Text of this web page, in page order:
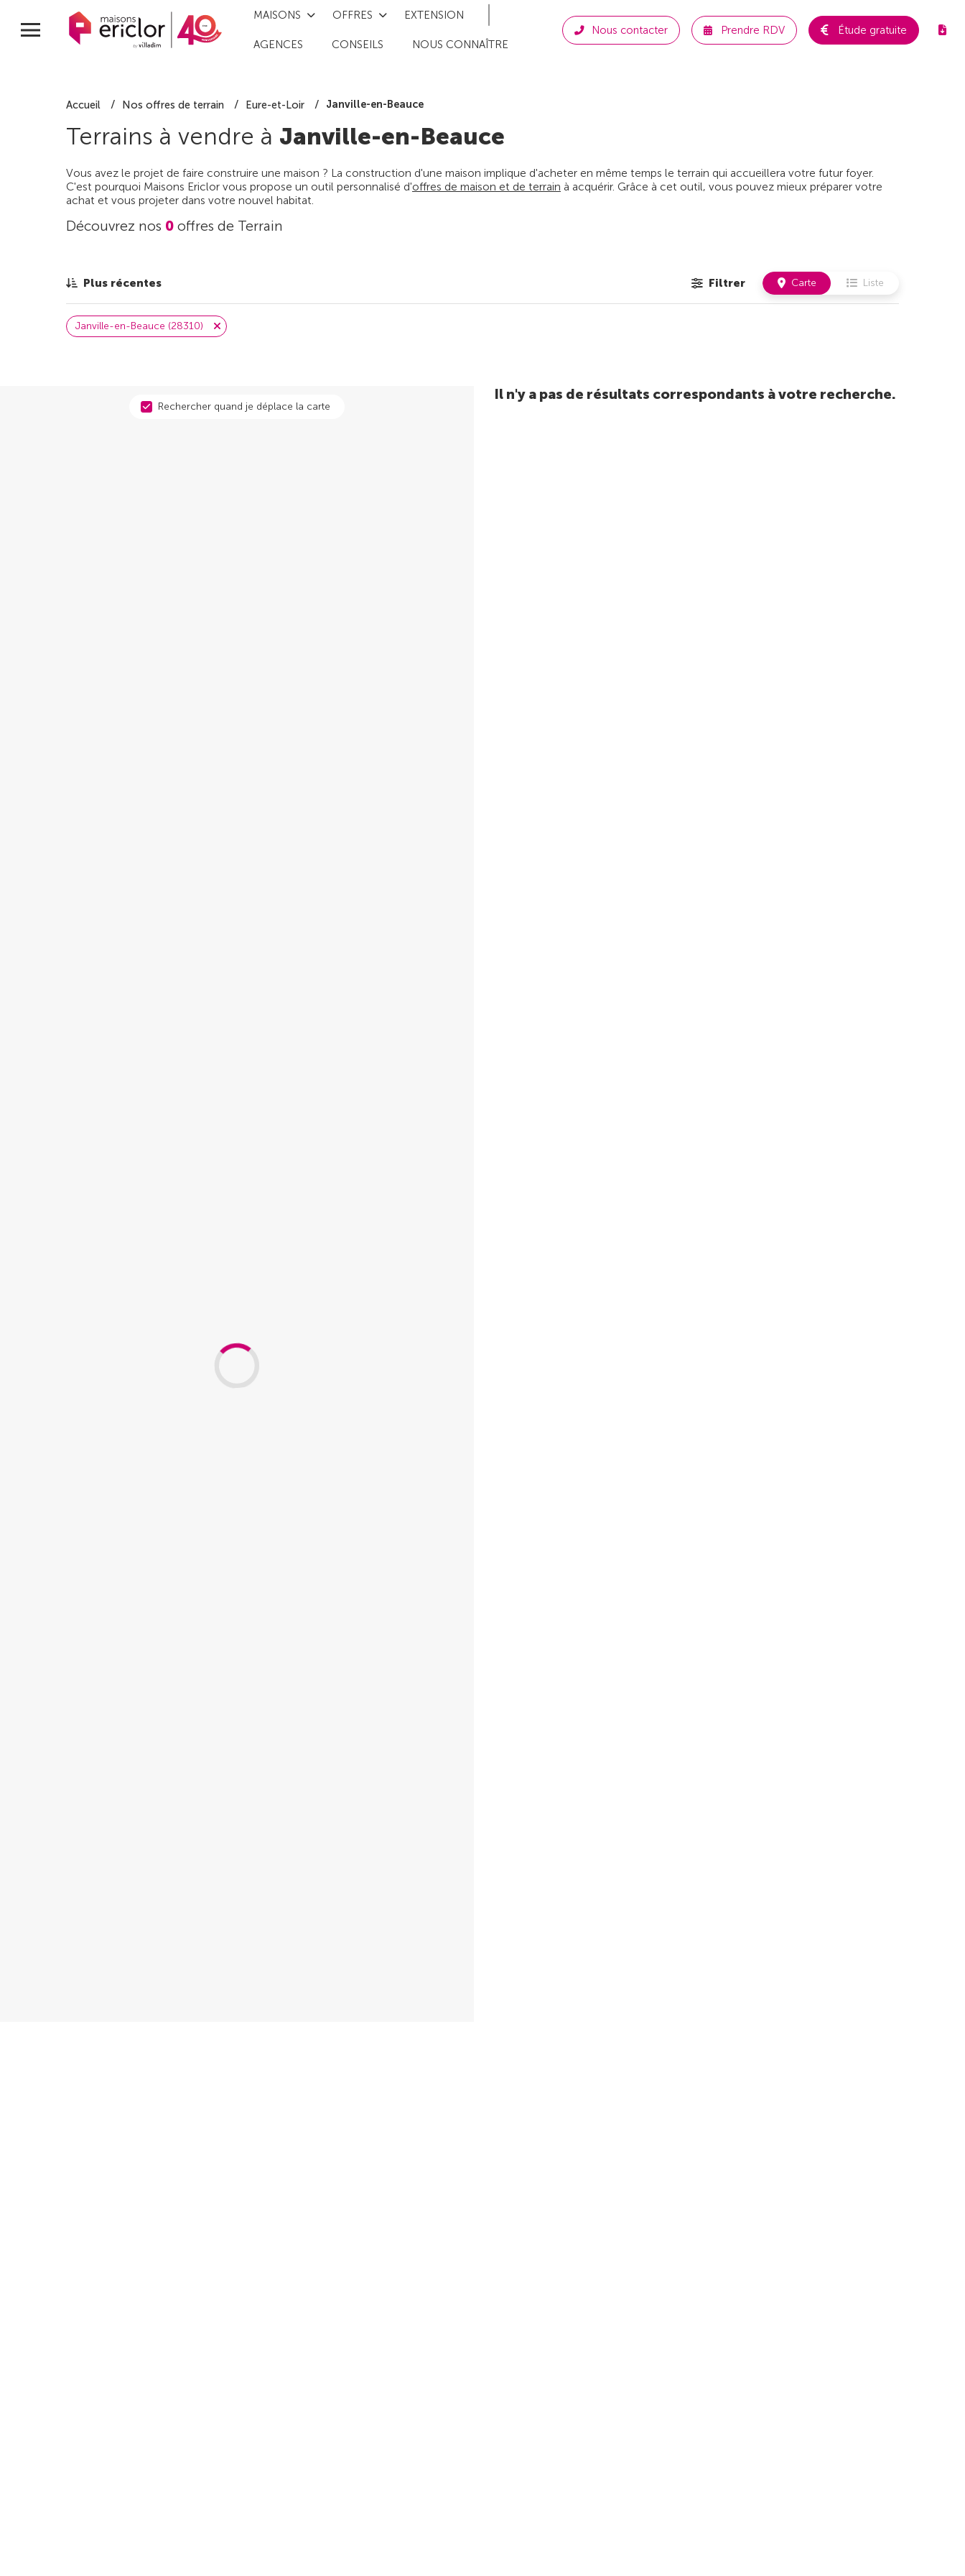
MAISONS OFFRES EXTENSION
AGENCES CONSEILS NOUS CONNAÎTRE
Nous contacter Prendre RDV Étude gratuite
Accueil Nos offres de terrain Eure-et-Loir Janville-en-Beauce
Terrains à vendre à Janville-en-Beauce
Vous avez le projet de faire construire une maison ? La construction d'une maison implique d'acheter en même temps le terrain qui accueillera votre futur foyer.
C'est pourquoi Maisons Ericlor vous propose un outil personnalisé d'offres de maison et de terrain à acquérir. Grâce à cet outil, vous pouvez mieux préparer votre
achat et vous projeter dans votre nouvel habitat.
Découvrez nos 0 offres de Terrain
Plus récentes Filtrer Carte Liste
Janville-en-Beauce (28310)
Rechercher quand je déplace la carte
Il n'y a pas de résultats correspondants à votre recherche.